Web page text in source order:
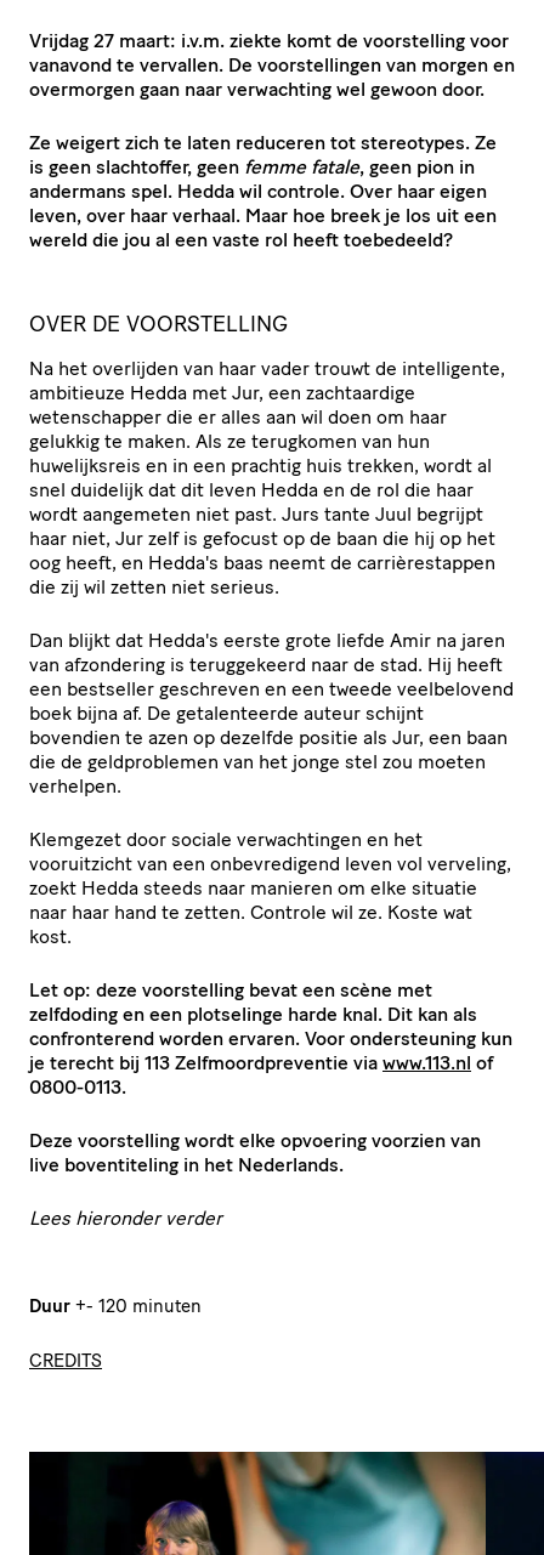
Vrijdag 27 maart: i.v.m. ziekte komt de voorstelling voor
vanavond te vervallen. De voorstellingen van morgen en
overmorgen gaan naar verwachting wel gewoon door.
Ze weigert zich te laten reduceren tot stereotypes. Ze
is geen slachtoffer, geen femme fatale, geen pion in
andermans spel. Hedda wil controle. Over haar eigen
leven, over haar verhaal. Maar hoe breek je los uit een
wereld die jou al een vaste rol heeft toebedeeld?
OVER DE VOORSTELLING
Na het overlijden van haar vader trouwt de intelligente,
ambitieuze Hedda met Jur, een zachtaardige
wetenschapper die er alles aan wil doen om haar
gelukkig te maken. Als ze terugkomen van hun
huwelijksreis en in een prachtig huis trekken, wordt al
snel duidelijk dat dit leven Hedda en de rol die haar
wordt aangemeten niet past. Jurs tante Juul begrijpt
haar niet, Jur zelf is gefocust op de baan die hij op het
oog heeft, en Hedda's baas neemt de carrièrestappen
die zij wil zetten niet serieus.
Dan blijkt dat Hedda's eerste grote liefde Amir na jaren
van afzondering is teruggekeerd naar de stad. Hij heeft
een bestseller geschreven en een tweede veelbelovend
boek bijna af. De getalenteerde auteur schijnt
bovendien te azen op dezelfde positie als Jur, een baan
die de geldproblemen van het jonge stel zou moeten
verhelpen.
Klemgezet door sociale verwachtingen en het
vooruitzicht van een onbevredigend leven vol verveling,
zoekt Hedda steeds naar manieren om elke situatie
naar haar hand te zetten. Controle wil ze. Koste wat
kost.
Let op: deze voorstelling bevat een scène met
zelfdoding en een plotselinge harde knal. Dit kan als
confronterend worden ervaren. Voor ondersteuning kun
je terecht bij 113 Zelfmoordpreventie via www.113.nl of
0800-0113.
Deze voor­stel­ling wordt elke opvoering voorzien van
live boven­ti­te­ling in het Nederlands.
Lees hieronder verder
Duur +- 120 minuten
CREDITS